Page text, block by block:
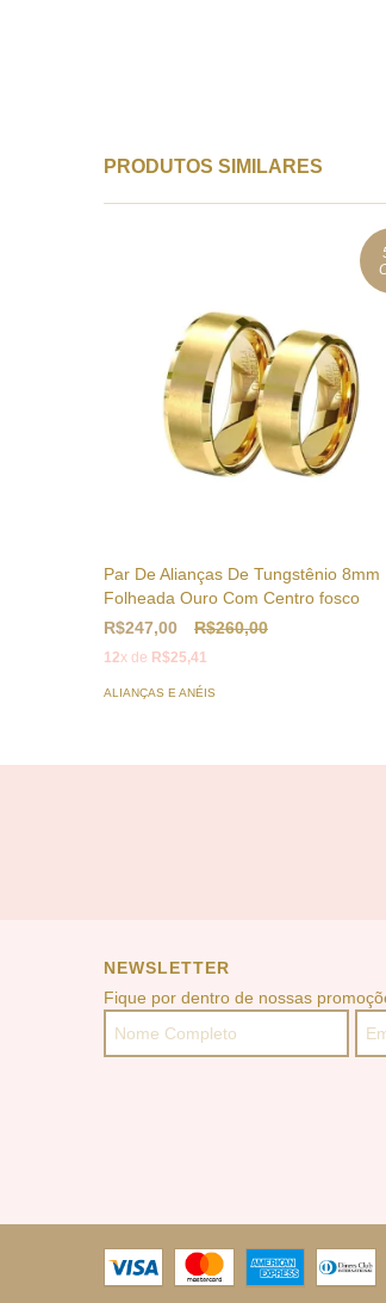
PRODUTOS SIMILARES
Par De Alianças De Tungstênio 8mm
Folheada Ouro Com Centro fosco
R$247,00
R$260,00
12x de R$25,41
ALIANÇAS E ANÉIS
NEWSLETTER
Fique por dentro de nossas